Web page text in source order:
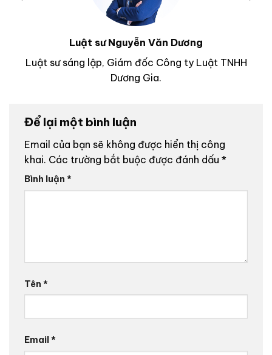
Luật sư Nguyễn Văn Dương
Luật sư sáng lập, Giám đốc Công ty Luật TNHH
Dương Gia.
Để lại một bình luận
Email của bạn sẽ không được hiển thị công
khai. Các trường bắt buộc được đánh dấu *
Bình luận *
Tên *
Email *